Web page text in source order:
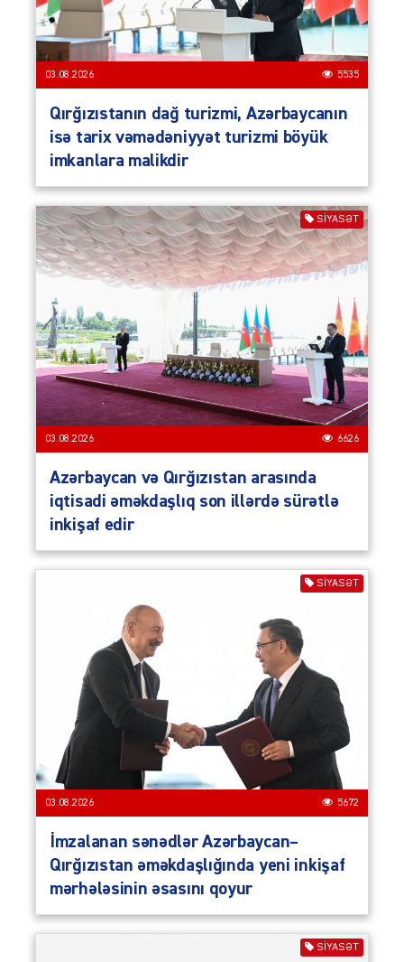
03.08.2026 5535
Qırğızıstanın dağ turizmi, Azərbaycanın
isə tarix vəmədəniyyət turizmi böyük
imkanlara malikdir
SIYASƏT
03.08.2026 6626
Azərbaycan və Qırğızıstan arasında
iqtisadi əməkdaşlıq son illərdə sürətlə
inkişaf edir
SIYASƏT
03.08.2026 5672
İmzalanan sənədlər Azərbaycan–
Qırğızıstan əməkdaşlığında yeni inkişaf
mərhələsinin əsasını qoyur
SIYASƏT